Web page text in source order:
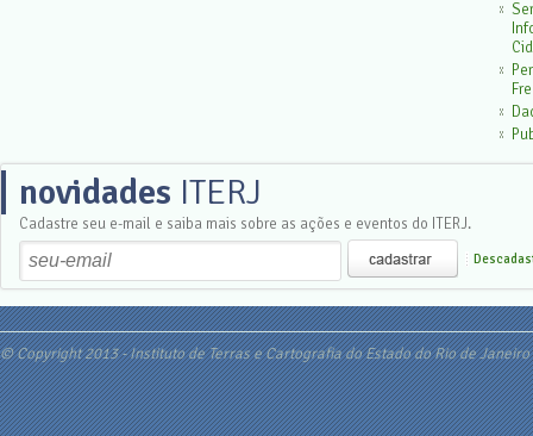
novidades ITERJ
Cadastre seu e-mail e saiba mais sobre as ações e eventos do ITERJ.
© Copyright 2013 - Instituto de Terras e Cartografia do Estado do Rio de Janeiro